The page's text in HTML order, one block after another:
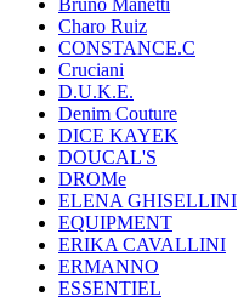
Bruno Manetti
Charo Ruiz
CONSTANCE.C
Cruciani
D.U.K.E.
Denim Couture
DICE KAYEK
DOUCAL'S
DROMe
ELENA GHISELLINI
EQUIPMENT
ERIKA CAVALLINI
ERMANNO
ESSENTIEL